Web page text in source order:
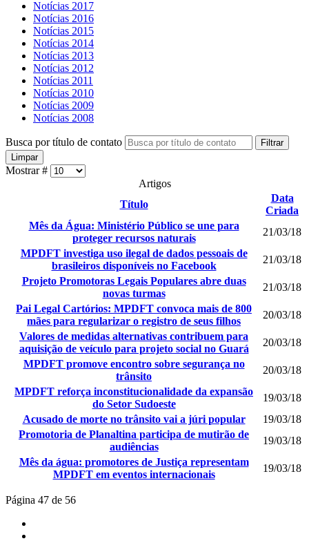
Notícias 2017
Notícias 2016
Notícias 2015
Notícias 2014
Notícias 2013
Notícias 2012
Notícias 2011
Notícias 2010
Notícias 2009
Notícias 2008
Busca por título de contato
Filtrar
Limpar
Mostrar #
Artigos
Título
Data
Criada
Mês da Água: Ministério Público se une para
proteger recursos naturais
21/03/18
MPDFT investiga uso ilegal de dados pessoais de
brasileiros disponíveis no Facebook
21/03/18
Projeto Promotoras Legais Populares abre duas
novas turmas
21/03/18
Pai Legal Cartórios: MPDFT convoca mais de 800
mães para regularizar o registro de seus filhos
20/03/18
Valores de medidas alternativas contribuem para
aquisição de veículo para projeto social no Guará
20/03/18
MPDFT promove encontro sobre segurança no
trânsito
20/03/18
MPDFT reforça inconstitucionalidade da expansão
do Setor Sudoeste
19/03/18
Acusado de morte no trânsito vai a júri popular
19/03/18
Promotoria de Planaltina participa de mutirão de
audiências
19/03/18
Mês da água: promotores de Justiça representam
MPDFT em eventos internacionais
19/03/18
Página 47 de 56